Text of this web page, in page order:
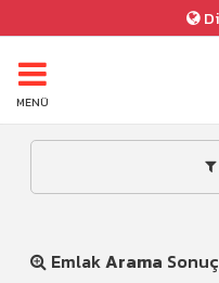
MENÜ
EmlakArama